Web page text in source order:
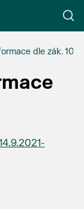
dle zák.